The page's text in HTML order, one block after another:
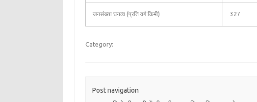
जनसंख्या घनत्व (प्रति वर्ग किमी) 327
Category:
Post navigation